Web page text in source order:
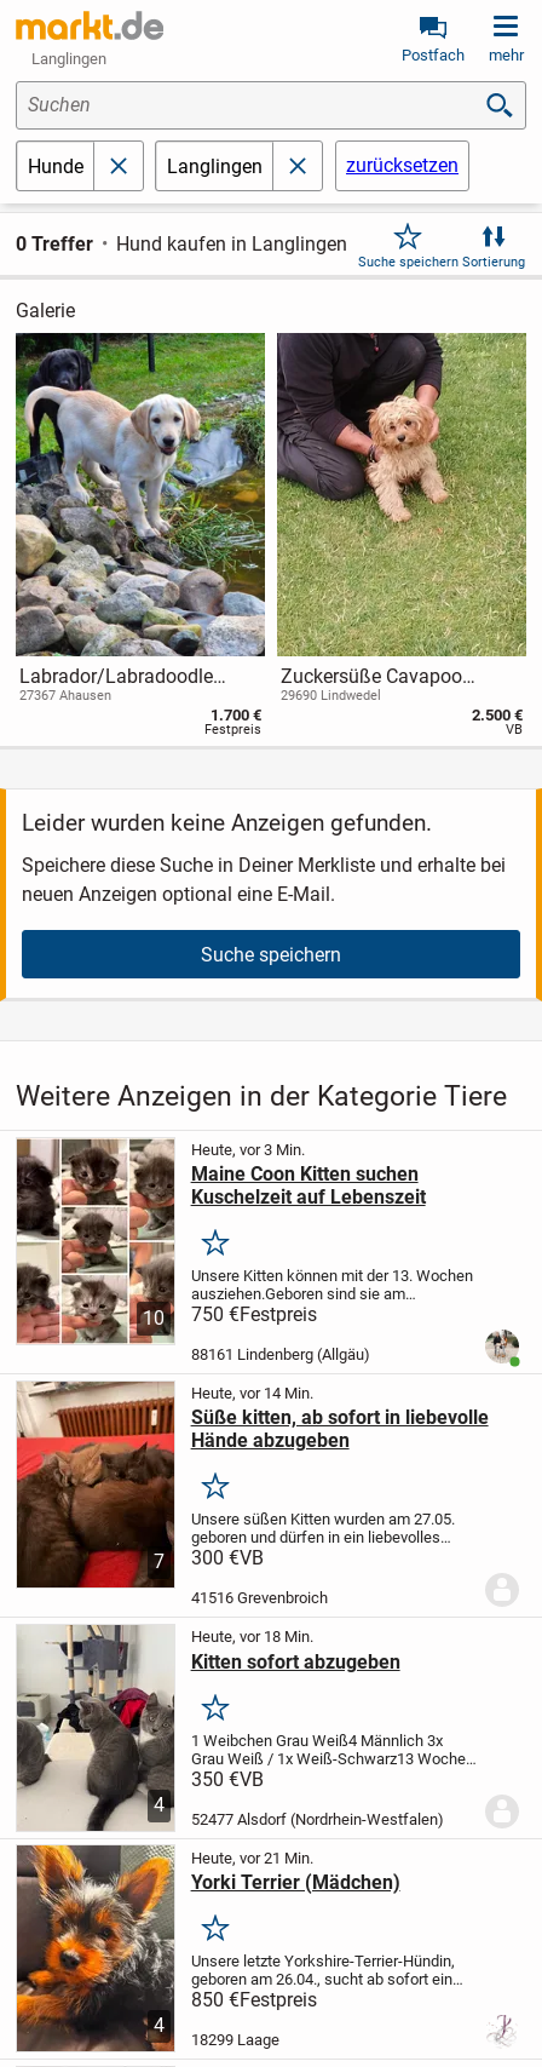
Langlingen Postfach mehr
Suchen
Hunde schließenLanglingen schließenzurücksetzen
0 Treffer Hund kaufen in Langlingen
Suche speichern Sortierung
Galerie
Labrador/Labradoodle
Welpen suchen ein schönes
27367 Ahausen
1.700 €
Festpreis
Zuckersüße Cavapoo
Welpen, Cavalier King
29690 Lindwedel
2.500 €
VB
Leider wurden keine Anzeigen gefunden.
Speichere diese Suche in Deiner Merkliste und erhalte bei
neuen Anzeigen optional eine E-Mail.
Suche speichern
Weitere Anzeigen in der Kategorie Tiere
10
Heute, vor 3 Min.
Maine Coon Kitten suchen
Kuschelzeit auf Lebenszeit
Merken
Unsere Kitten können mit der 13. Wochen
ausziehen.Geboren sind sie am
13.07.2026, also ab ca. 05.10.2026
unsere Kitten mit viel Liebe und Fürsorge
großziehen, ist es uns auch wichtig,
750 €Festpreis
88161 Lindenberg (Allgäu)
7
Heute, vor 14 Min.
Süße kitten, ab sofort in liebevolle
Hände abzugeben
Merken
Unsere süßen Kitten wurden am 27.05.
geboren und dürfen in ein liebevolles
neues Zuhause umziehen. Es sind
Kleinen wachsen bei uns mit viel Liebe
300 €VB
41516 Grevenbroich
4
Heute, vor 18 Min.
Kitten sofort abzugeben
Merken
1 Weibchen Grau Weiß4 Männlich 3x
Grau Weiß / 1x Weiß-Schwarz13 Wochen
altBei Fragen gerne melden :)
350 €VB
52477 Alsdorf (Nordrhein-Westfalen)
4
Heute, vor 21 Min.
Yorki Terrier (Mädchen)
Merken
Unsere letzte Yorkshire-Terrier-Hündin,
geboren am 26.04., sucht ab sofort ein
liebevolles Zuhause.
Kleine bereits ein neues Zuhause
gefunden. Leider wurde der vereinbarte...
850 €Festpreis
18299 Laage